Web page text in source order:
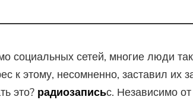
социальных сетей, многие люди
к этому, несомненно, заставил их
это? радиозаписьс. Независимо